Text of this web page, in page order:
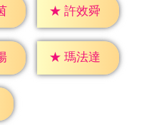
★ 許效舜
★ 瑪法達